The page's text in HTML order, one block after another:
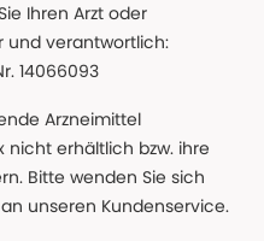
Ihren Arzt oder
und verantwortlich:
14066093
Arzneimittel
nicht erhältlich bzw. ihre
Bitte wenden Sie sich
unseren Kundenservice.